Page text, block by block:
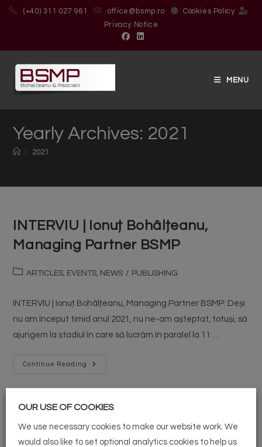
(+40) 311 027 961 office@bsmp.ro
Cookies Policy
Privacy Notice
MENU
Yearly Archives: 2021
> 2021
INTERVIU | Ionuț Bohâlțeanu,
Managing Partner BSMP
ARTICLES, EVENTS, NEWS / PUBLISHING
INTERVIU | Ionuț Bohâlțeanu, Managing Partner BSMP: Deși
nu am început timid anul 2021, nu ne-am așteptat, totuși, să
ajungem la stadiul în care să lucrăm în paralel la 11…
Continue Reading
Bohâlțeanu & Asociații, două
tranzacții importante
OUR USE OF COOKIES
We use necessary cookies to make our website work. We
would also like to set optional analytics cookies to help us